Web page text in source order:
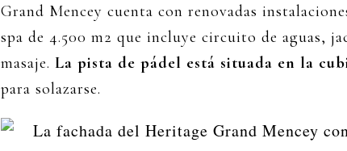
Grand Mencey cuenta con renovadas
spa de 4.500 m2 que incluye circuito de aguas,
masaje. La pista de pádel está situada en la
para solazarse.